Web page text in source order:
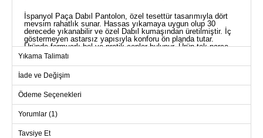
İspanyol Paça Dabıl Pantolon, özel tesettür tasarımıyla dört
mevsim rahatlık sunar. Hassas yıkamaya uygun olup 30
derecede yıkanabilir ve özel Dabıl kumaşından üretilmiştir. İç
göstermeyen astarsız yapısıyla konforu ön planda tutar.
Üründe fermuarlı bel ve pratik cepler bulunur. Ürün tek parça
pantolon olarak satılmaktadır (Modelin üzerindeki ürün 38
Beden
36
70 90
109
38
74 96
109
Yıkama Talimatı
İade ve Değişim
Ödeme Seçenekleri
Yorumlar (1)
Tavsiye Et